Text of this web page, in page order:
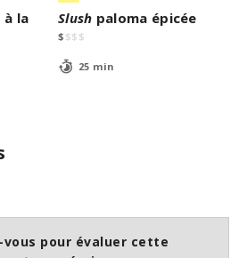
à la
Slush paloma épicée
$ $$ $
25 min
vous pour évaluer cette